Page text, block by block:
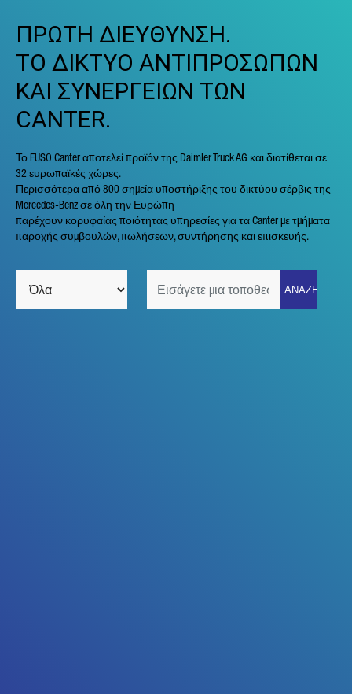
ΠΡΩΤΗ ΔΙΕΥΘΥΝΣΗ.
ΤΟ ΔΙΚΤΥΟ ΑΝΤΙΠΡΟΣΩΠΩΝ
ΚΑΙ ΣΥΝΕΡΓΕΙΩΝ ΤΩΝ
CANTER.
Το FUSO Canter αποτελεί προϊόν της Daimler Truck AG και διατίθεται σε
32 ευρωπαϊκές χώρες.
Περισσότερα από 800 σημεία υποστήριξης του δικτύου σέρβις της
Mercedes-Benz σε όλη την Ευρώπη
παρέχουν κορυφαίας ποιότητας υπηρεσίες για τα Canter με τμήματα
παροχής συμβουλών, πωλήσεων, συντήρησης και επισκευής.